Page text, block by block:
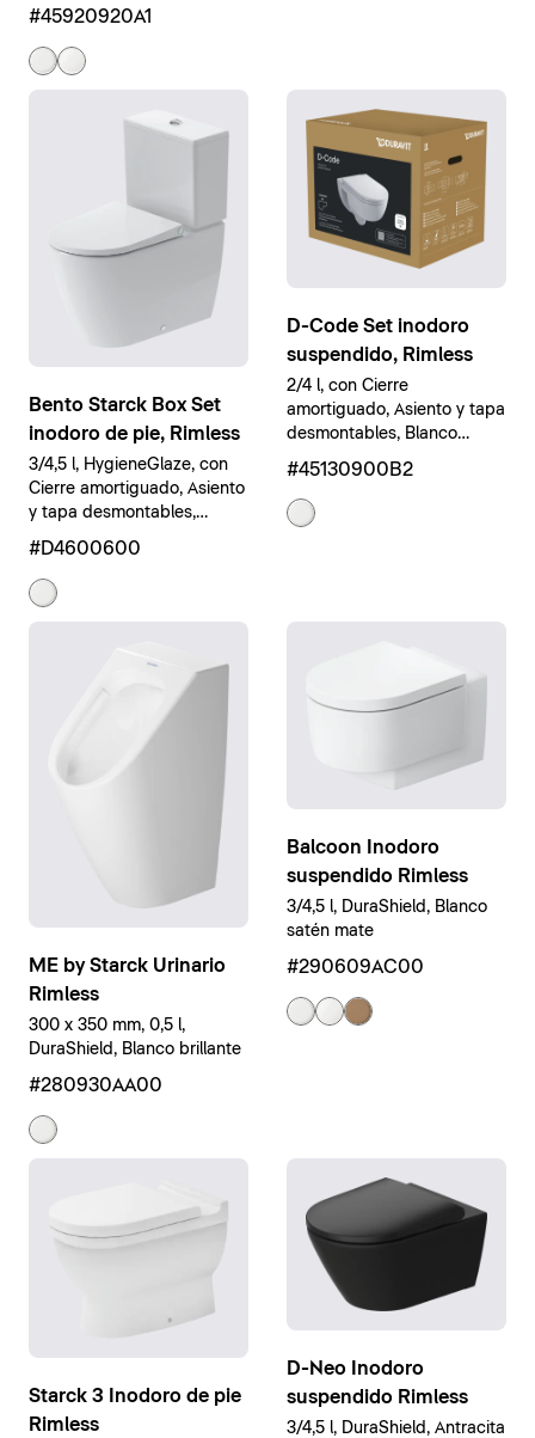
#45920920A1
Bento Starck Box Set
inodoro de pie, Rimless
3/4,5 l, HygieneGlaze, con
Cierre amortiguado, Asiento
y tapa desmontables,
Blanco brillante
#D4600600
D-Code Set inodoro
suspendido, Rimless
2/4 l, con Cierre
amortiguado, Asiento y tapa
desmontables, Blanco
#45130900B2
ME by Starck Urinario
Rimless
300 x 350 mm, 0,5 l,
DuraShield, Blanco brillante
#280930AA00
Balcoon Inodoro
suspendido Rimless
3/4,5 l, DuraShield, Blanco
satén mate
#290609AC00
Starck 3 Inodoro de pie
Rimless
D-Neo Inodoro
suspendido Rimless
3/4,5 l, DuraShield, Antracita